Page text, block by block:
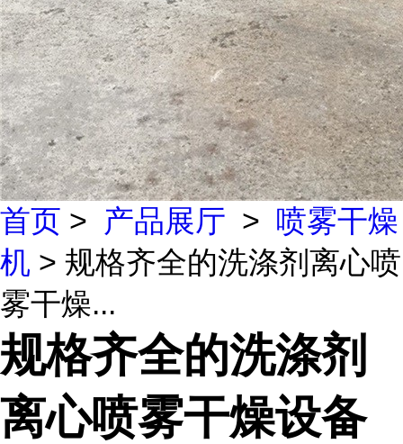
首页 > 产品展厅 > 喷雾干燥
机 > 规格齐全的洗涤剂离心喷
雾干燥...
规格齐全的洗涤剂
离心喷雾干燥设备